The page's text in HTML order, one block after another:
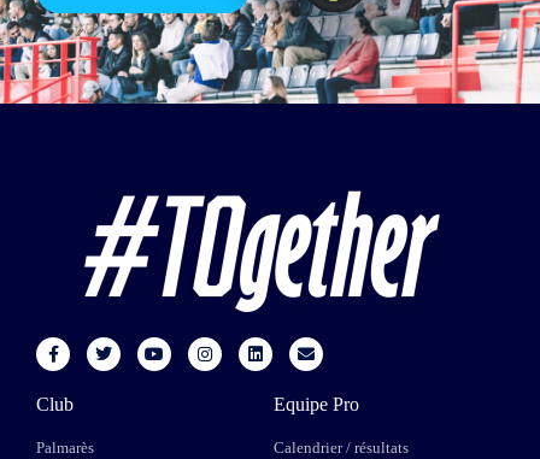
Club
Palmarès
Equipe Pro
Calendrier / résultats